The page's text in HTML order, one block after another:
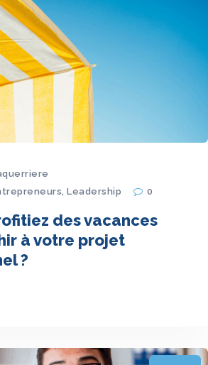
,Leadership 0
des vacances
à votre projet
?